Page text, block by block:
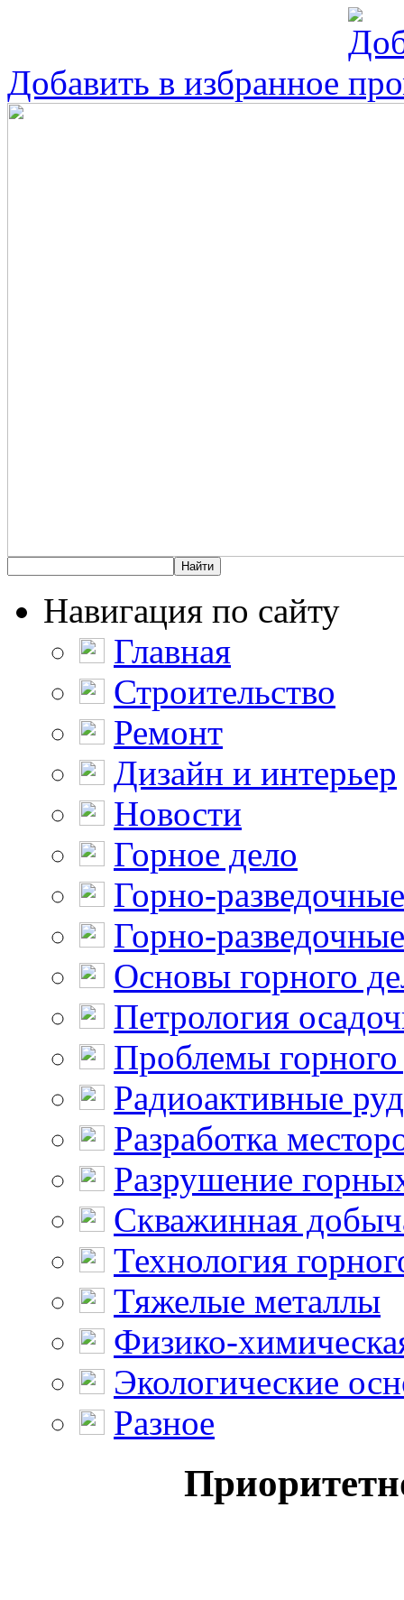
Добавить в избранное
Навигация по сайту
Главная
Строительство
Ремонт
Дизайн и интерьер
Новости
Горное дело
Горно-
Горно-
Основы горного
Петрология
Проблемы горного
Радиоактивные
Разработка
Разрушение
Скважинная
Технология
Тяжелые металлы
Физико-
Экологические
Разное